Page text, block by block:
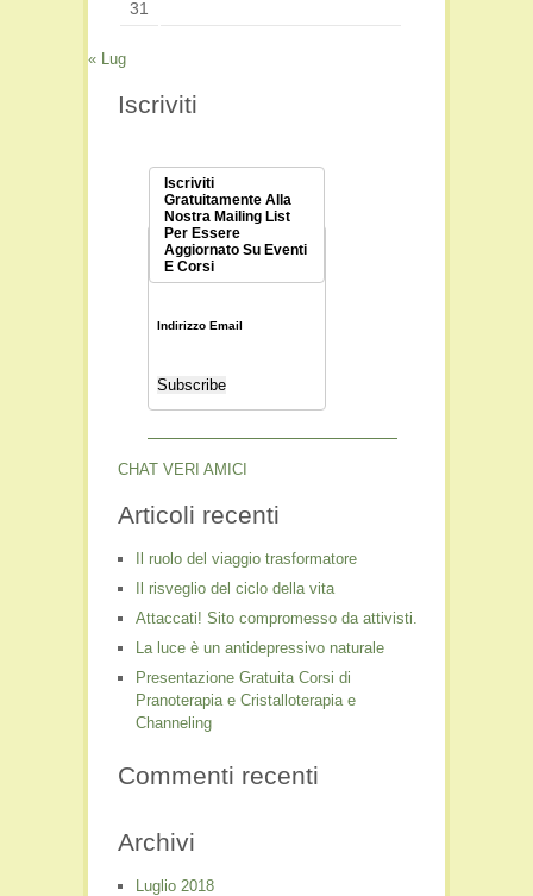
31
« Lug
Iscriviti
Iscriviti
Gratuitamente Alla
Nostra Mailing List
Per Essere
Aggiornato Su Eventi
E Corsi
Indirizzo Email
CHAT VERI AMICI
Articoli recenti
Il ruolo del viaggio trasformatore
Il risveglio del ciclo della vita
Attaccati! Sito compromesso da attivisti.
La luce è un antidepressivo naturale
Presentazione Gratuita Corsi di
Pranoterapia e Cristalloterapia e
Channeling
Commenti recenti
Archivi
Luglio 2018